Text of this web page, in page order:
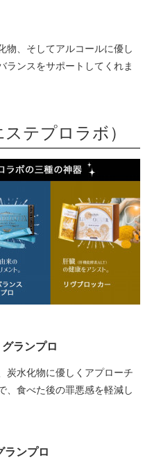
物、そしてアルコールに優し
ランスをサポートしてくれま
テプロラボ）
ランプロ
炭水化物に優しくアプローチ
、食べた後の罪悪感を軽減し
ランプロ